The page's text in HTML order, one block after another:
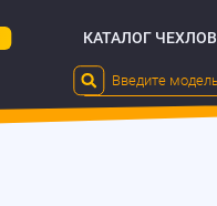
КАТАЛОГ ЧЕХЛОВ